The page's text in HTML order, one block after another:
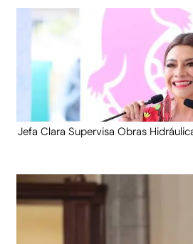
Jefa Clara Supervisa Obras